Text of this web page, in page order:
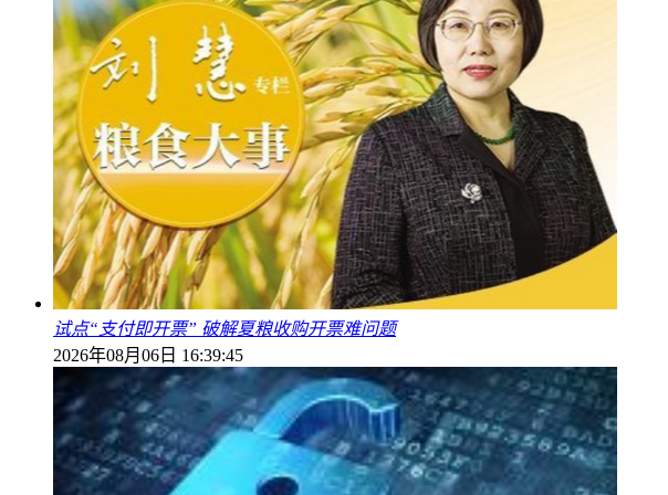
试点“支付即开票” 破解夏粮收购开票难问题
2026年08月06日 16:39:45